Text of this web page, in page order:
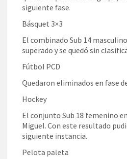
siguiente fase.
Básquet 3×3
El combinado Sub 14
superado y se quedó sin
Fútbol PCD
Quedaron eliminados en fase
Hockey
El conjunto Sub 18 femenino
Miguel. Con este resultado
siguiente instancia.
Pelota paleta